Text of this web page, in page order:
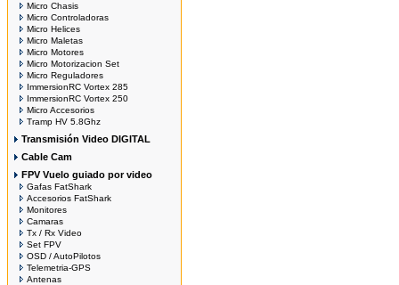
Micro Chasis
Micro Controladoras
Micro Helices
Micro Maletas
Micro Motores
Micro Motorizacion Set
Micro Reguladores
ImmersionRC Vortex 285
ImmersionRC Vortex 250
Micro Accesorios
Tramp HV 5.8Ghz
Transmisión Video DIGITAL
Cable Cam
FPV Vuelo guiado por video
Gafas FatShark
Accesorios FatShark
Monitores
Camaras
Tx / Rx Video
Set FPV
OSD / AutoPilotos
Telemetria-GPS
Antenas